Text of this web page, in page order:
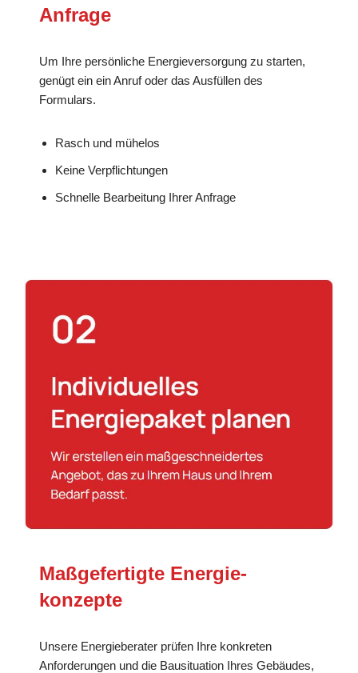
Anfrage
Um Ihre persönliche Energieversorgung zu starten,
genügt ein ein Anruf oder das Ausfüllen des
Formulars.
Rasch und mühelos
Keine Verpflichtungen
Schnelle Bearbeitung Ihrer Anfrage
Maßgefertigte Energie­
konzepte
Unsere Energieberater prüfen Ihre konkreten
Anforderungen und die Bausituation Ihres Gebäudes,